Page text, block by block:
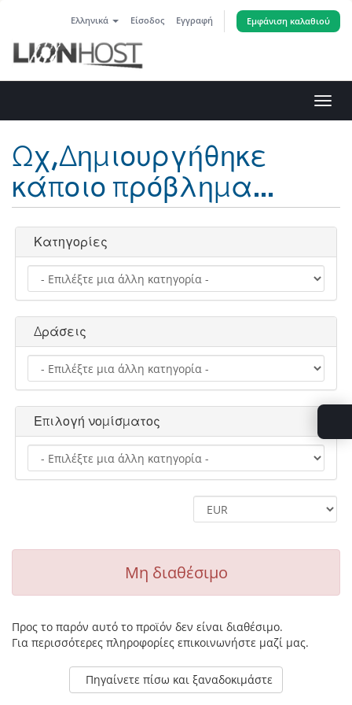
Ελληνικά Είσοδος Εγγραφή Εμφάνιση καλαθιού
Ωχ,Δημιουργήθηκε
κάποιο πρόβλημα...
Κατηγορίες
Δράσεις
Επιλογή νομίσματος
Μη διαθέσιμο
Προς το παρόν αυτό το προϊόν δεν είναι διαθέσιμο.
Για περισσότερες πληροφορίες επικοινωνήστε μαζί μας.
Πηγαίνετε πίσω και ξαναδοκιμάστε